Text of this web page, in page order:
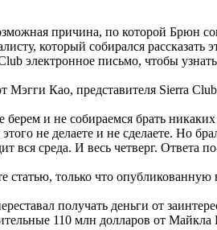
причина, по которой Брюн
который собирался
электронное письмо, чтобы
Као, представителя Sierra
и не собираемся брать
не делаете и не сделаете. Но
вся среда. И весь четверг.
статью, только что
получать деньги от
110 млн долларов от